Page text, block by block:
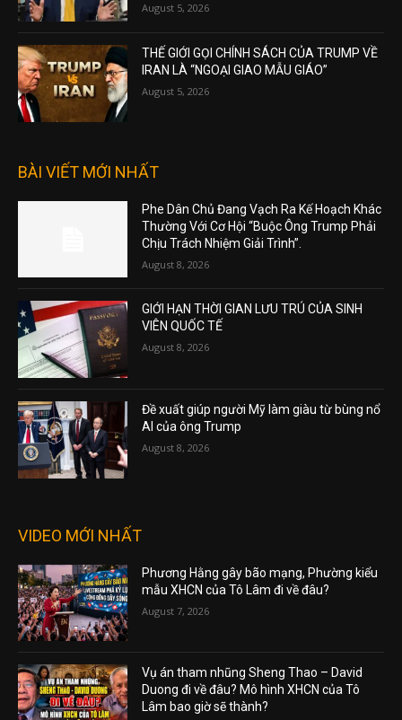
August 5, 2026
THẾ GIỚI GỌI CHÍNH SÁCH CỦA TRUMP VỀ
IRAN LÀ “NGOẠI GIAO MẪU GIÁO”
August 5, 2026
BÀI VIẾT MỚI NHẤT
Phe Dân Chủ Đang Vạch Ra Kế Hoạch Khác
Thường Với Cơ Hội “Buộc Ông Trump Phải
Chịu Trách Nhiệm Giải Trình”.
August 8, 2026
GIỚI HẠN THỜI GIAN LƯU TRÚ CỦA SINH
VIÊN QUỐC TẾ
August 8, 2026
Đề xuất giúp người Mỹ làm giàu từ bùng nổ
AI của ông Trump
August 8, 2026
VIDEO MỚI NHẤT
Phương Hằng gây bão mạng, Phường kiểu
mẫu XHCN của Tô Lâm đi về đâu?
August 7, 2026
Vụ án tham nhũng Sheng Thao – David
Duong đi về đâu? Mô hình XHCN của Tô
Lâm bao giờ sẽ thành?